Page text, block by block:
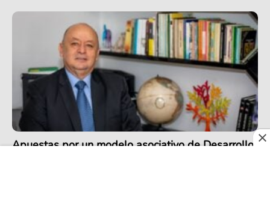
Apuestas por un modelo asociativo de Desarrollo